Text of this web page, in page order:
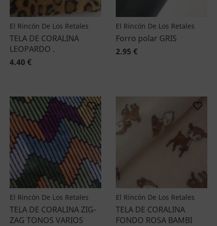
El Rincón De Los Retales
TELA DE CORALINA
LEOPARDO .
4.40 €
El Rincón De Los Retales
Forro polar GRIS
2.95 €
El Rincón De Los Retales
TELA DE CORALINA ZIG-
ZAG TONOS VARIOS
El Rincón De Los Retales
TELA DE CORALINA
FONDO ROSA BAMBI